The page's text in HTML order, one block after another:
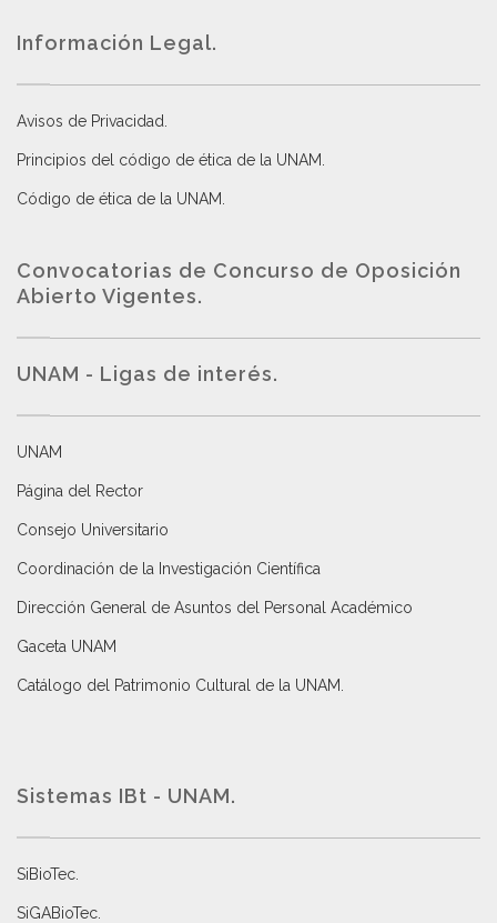
Información Legal.
Avisos de Privacidad
Principios del código de ética de la UNAM
Código de ética de la UNAM
Convocatorias de Concurso de Oposición
Abierto Vigentes.
UNAM - Ligas de interés.
UNAM
Página del Rector
Consejo Universitario
Coordinación de la Investigación Científica
Dirección General de Asuntos del Personal Académico
Gaceta UNAM
Catálogo del Patrimonio Cultural de la UNAM.
Sistemas IBt - UNAM.
SiBioTec
SiGABioTec.